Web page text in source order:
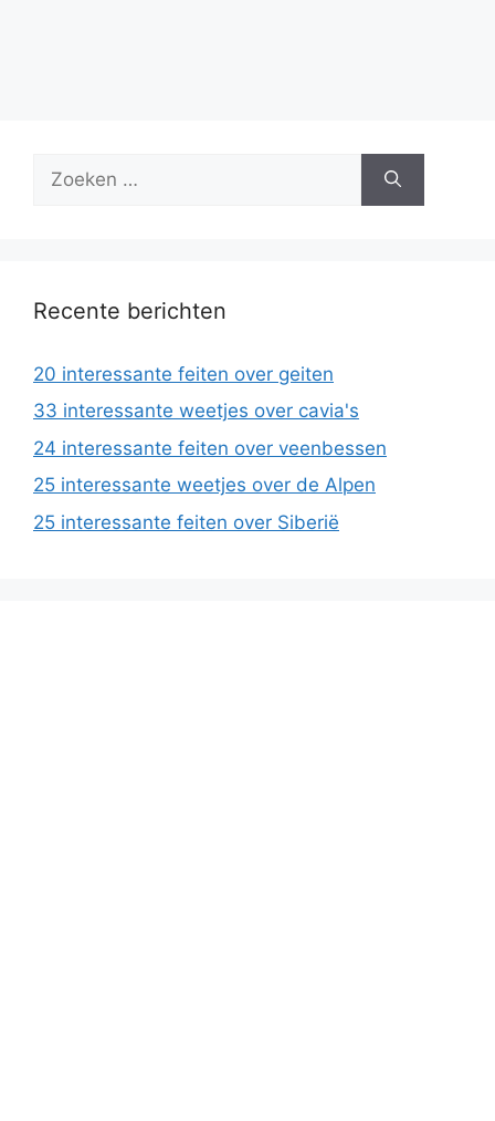
naar:
Recente berichten
20 interessante feiten over geiten
33 interessante weetjes over cavia's
24 interessante feiten over veenbessen
25 interessante weetjes over de Alpen
25 interessante feiten over Siberië